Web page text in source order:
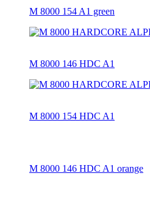
M 8000 154 A1 green
M 8000 146 HDC A1
M 8000 154 HDC A1
M 8000 146 HDC A1 orange